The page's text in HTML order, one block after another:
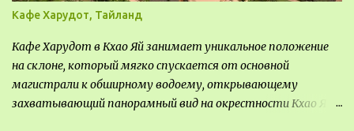
Кафе Харудот, Тайланд
Кафе Харудот в Кхао Яй занимает уникальное положение
на склоне, который мягко спускается от основной
магистрали к обширному водоему, открывающему
захватывающий панорамный вид на окрестности Кхао Яй.